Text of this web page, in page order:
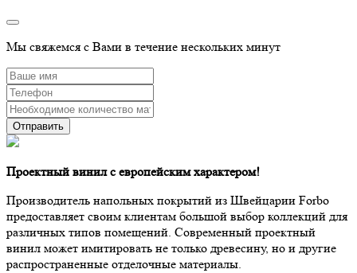
Мы свяжемся с Вами в течение нескольких минут
Проектный винил с европейским характером!
Производитель напольных покрытий из Швейцарии Forbo
предоставляет своим клиентам большой выбор коллекций для
различных типов помещений. Современный проектный
винил может имитировать не только древесину, но и другие
распространенные отделочные материалы.